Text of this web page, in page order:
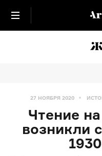
27 НОЯБРЯ 2020
Чтение
возникли